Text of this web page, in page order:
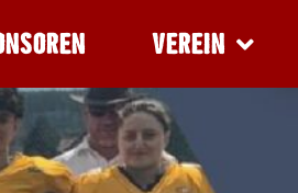
VEREIN